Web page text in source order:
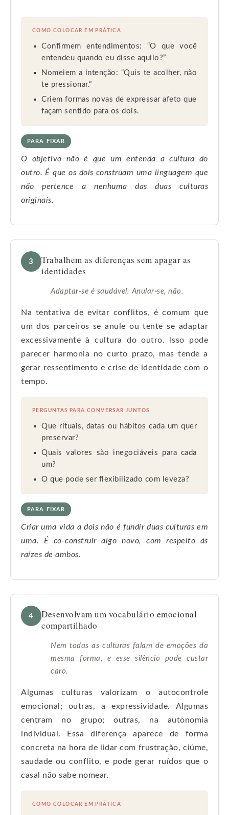
COMO COLOCAR EM PRÁTICA
Confirmem entendimentos: “O que você
entendeu quando eu disse aquilo?”
Nomeiem a intenção: “Quis te acolher, não
te pressionar.”
Criem formas novas de expressar afeto que
façam sentido para os dois.
PARA FIXAR
O objetivo não é que um entenda a cultura do
outro. É que os dois construam uma linguagem que
não pertence a nenhuma das duas culturas
originais.
3
Trabalhem as diferenças sem apagar as
identidades
Adaptar-se é saudável. Anular-se, não.
Na tentativa de evitar conflitos, é comum que
um dos parceiros se anule ou tente se adaptar
excessivamente à cultura do outro. Isso pode
parecer harmonia no curto prazo, mas tende a
gerar ressentimento e crise de identidade com o
tempo.
PERGUNTAS PARA CONVERSAR JUNTOS
Que rituais, datas ou hábitos cada um quer
preservar?
Quais valores são inegociáveis para cada
um?
O que pode ser flexibilizado com leveza?
PARA FIXAR
Criar uma vida a dois não é fundir duas culturas em
uma. É co-construir algo novo, com respeito às
raízes de ambos.
4
Desenvolvam um vocabulário emocional
compartilhado
Nem todas as culturas falam de emoções da
mesma forma, e esse silêncio pode custar
caro.
Algumas culturas valorizam o autocontrole
emocional; outras, a expressividade. Algumas
centram no grupo; outras, na autonomia
individual. Essa diferença aparece de forma
concreta na hora de lidar com frustração, ciúme,
saudade ou conflito, e pode gerar ruídos que o
casal não sabe nomear.
COMO COLOCAR EM PRÁTICA